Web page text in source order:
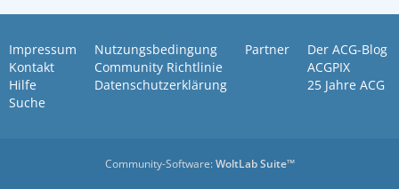
Impressum
Kontakt
Hilfe
Suche
Nutzungsbedingung
Community Richtlinie
Datenschutzerklärung
Partner
Der ACG-Blog
ACGPIX
25 Jahre ACG
Community-Software:WoltLab Suite™